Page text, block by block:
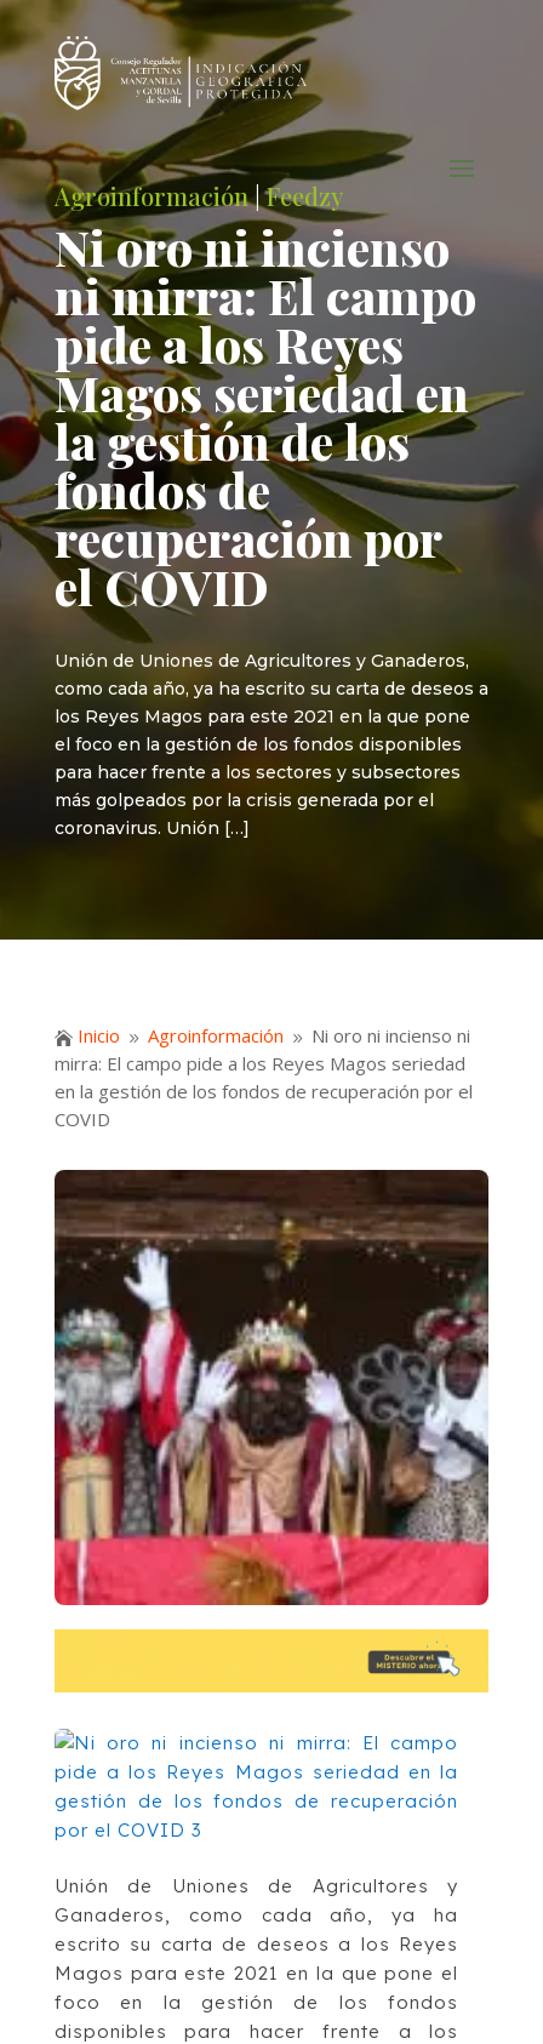
Agroinformación|Feedzy
Ni oro ni incienso
ni mirra: El campo
pide a los Reyes
Magos seriedad en
la gestión de los
fondos de
recuperación por
el COVID
Unión de Uniones de Agricultores y Ganaderos,
como cada año, ya ha escrito su carta de deseos a
los Reyes Magos para este 2021 en la que pone
el foco en la gestión de los fondos disponibles
para hacer frente a los sectores y subsectores
más golpeados por la crisis generada por el
coronavirus. Unión […]
 Inicio 9 Agroinformación 9 Ni oro ni incienso ni
mirra: El campo pide a los Reyes Magos seriedad
en la gestión de los fondos de recuperación por el
COVID
Unión de Uniones de Agricultores y
Ganaderos, como cada año, ya ha
escrito su carta de deseos a los Reyes
Magos para este 2021 en la que pone el
foco en la gestión de los fondos
disponibles para hacer frente a los